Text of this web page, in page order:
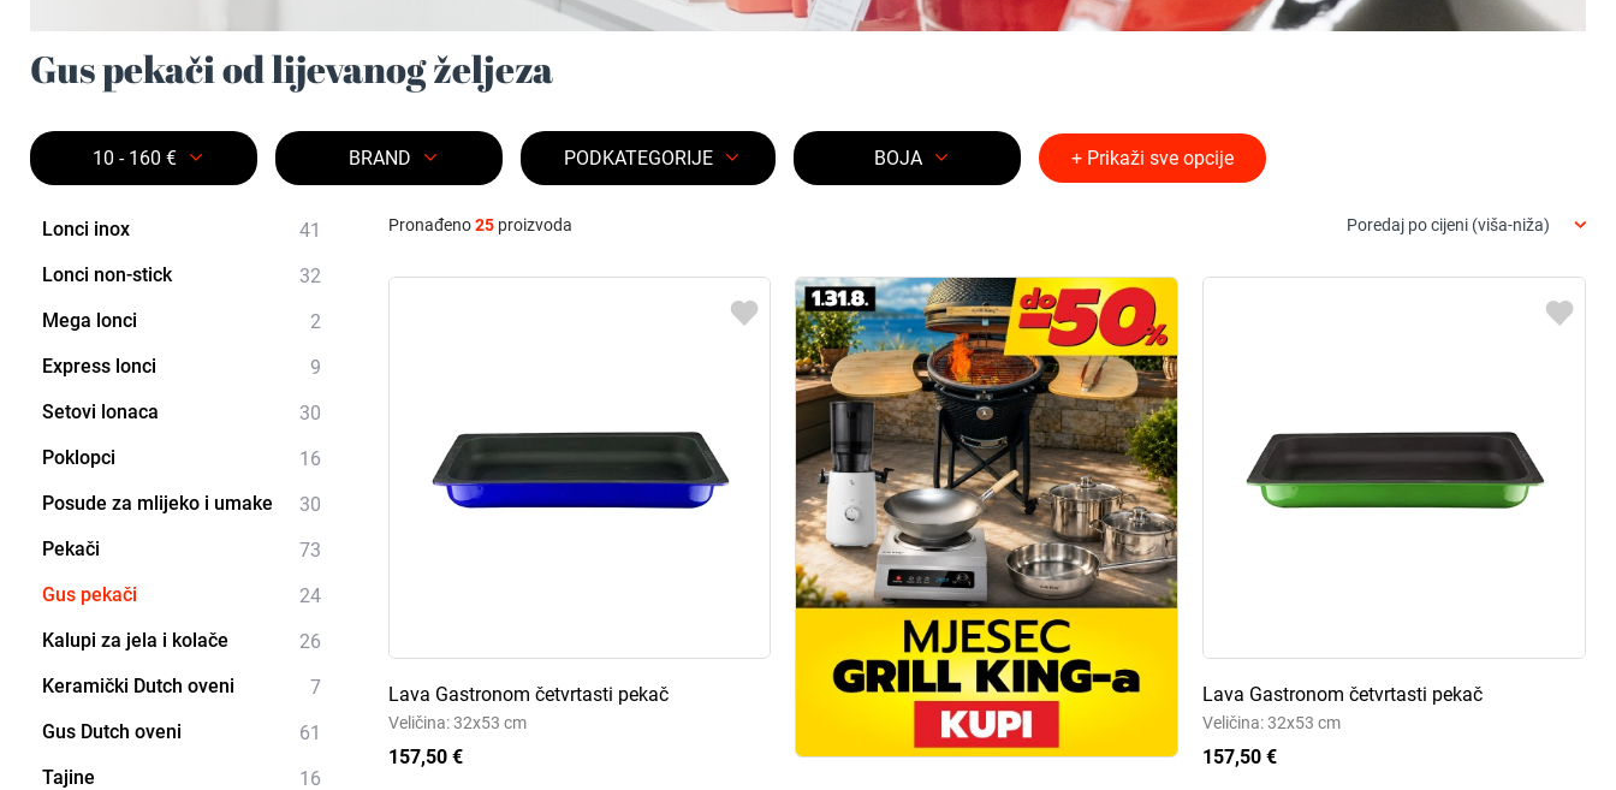
Gus pekači od lijevanog željeza
10 - 160 € BRAND PODKATEGORIJE BOJA + Prikaži sve opcije
Lonci inox
41
Lonci non-stick
32
Mega lonci
2
Express lonci
9
Setovi lonaca
30
Poklopci
16
Posude za mlijeko i umake
30
Pekači
73
Gus pekači
24
Kalupi za jela i kolače
26
Keramički Dutch oveni
7
Gus Dutch oveni
61
Tajine
16
Pronađeno25proizvoda Poredaj po cijeni (viša-niža)
Lava Gastronom četvrtasti pekač
Veličina: 32x53 cm
157,50 €
Lava Gastronom četvrtasti pekač
Veličina: 32x53 cm
157,50 €